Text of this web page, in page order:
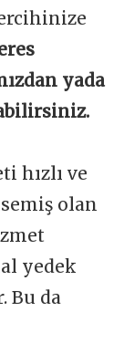
yada
hızlı ve
olan
yedek
Bu da